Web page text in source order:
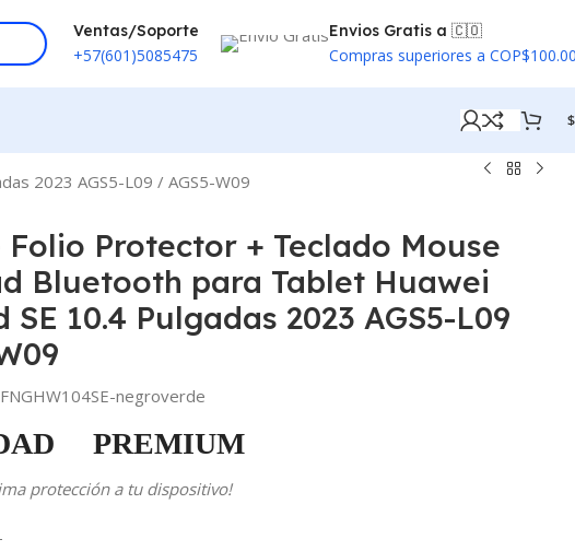
Ventas/Soporte
+57(601)5085475
Envios Gratis a 🇨🇴
Compras superiores a
$
2023 AGS5-L09 / AGS5-W09
Folio Protector + Teclado Mouse
Bluetooth para Tablet Huawei
SE 10.4 Pulgadas 2023 AGS5-L09
negroverde
PREMIUM
protección a tu dispositivo!